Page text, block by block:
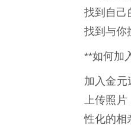
找到自己
找到与你
**如何加
加入金元
上传照
性化的相